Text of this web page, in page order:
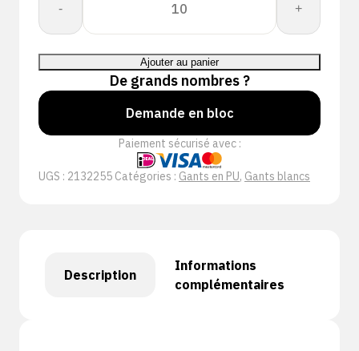
-
PERFECT
FIT
GLOVE
PU
FIRST
WHITE
+
Ajouter au panier
De grands nombres ?
Demande en bloc
Paiement sécurisé avec :
UGS : 2132255 Catégories : Gants en PU, Gants blancs
Description
Informations
complémentaires